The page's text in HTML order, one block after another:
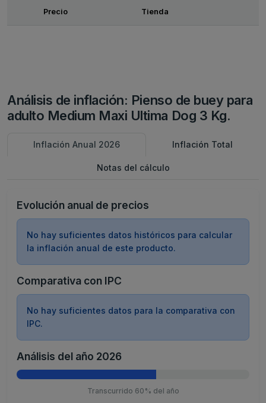
OfertasPrecio Tienda
Análisis de inflación: Pienso de buey para
adulto Medium Maxi Ultima Dog 3 Kg.
Inflación Anual 2026 Inflación Total
Notas del cálculo
Evolución anual de precios
No hay suficientes datos históricos para calcular
la inflación anual de este producto.
Comparativa con IPC
No hay suficientes datos para la comparativa con
IPC.
Análisis del año 2026
Transcurrido 60% del año